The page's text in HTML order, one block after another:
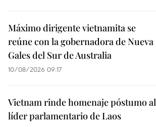
Máximo dirigente vietnamita se
reúne con la gobernadora de Nueva
Gales del Sur de Australia
10/08/2026 09:17
Vietnam rinde homenaje póstumo al
líder parlamentario de Laos